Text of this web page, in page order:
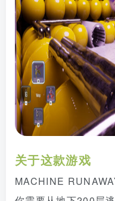
关于这款游戏
MACHINE